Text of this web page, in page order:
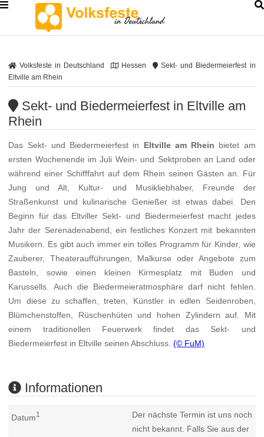
Volksfeste in Deutschland Hessen
Sekt- und Biedermeierfest in
Eltville am Rhein
Sekt- und Biedermeierfest in Eltville am
Rhein
Das Sekt- und Biedermeierfest in Eltville am Rhein bietet am
ersten Wochenende im Juli Wein- und Sektproben an Land oder
während einer Schifffahrt auf dem Rhein seinen Gästen an. Für
Jung und Alt, Kultur- und Musikliebhaber, Freunde der
Straßenkunst und kulinarische Genießer ist etwas dabei. Den
Beginn für das Eltviller Sekt- und Biedermeierfest macht jedes
Jahr der Serenadenabend, ein festliches Konzert mit bekannten
Musikern. Es gibt auch immer ein tolles Programm für Kinder, wie
Zauberer, Theateraufführungen, Malkurse oder Angebote zum
Basteln, sowie einen kleinen Kirmesplatz mit Buden und
Karussells. Auch die Biedermeieratmosphäre darf nicht fehlen.
Um diese zu schaffen, treten, Künstler in edlen Seidenroben,
Blümchenstoffen, Rüschenhüten und hohen Zylindern auf. Mit
einem traditionellen Feuerwerk findet das Sekt- und
Biedermeierfest in Eltville seinen Abschluss.(© FuM)
Informationen
Datum1
Der nächste Termin ist uns noch
nicht bekannt. Falls Sie aus der